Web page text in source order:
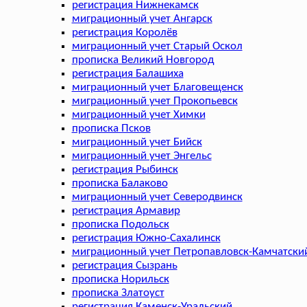
регистрация Нижнекамск
миграционный учет Ангарск
регистрация Королёв
миграционный учет Старый Оскол
прописка Великий Новгород
регистрация Балашиха
миграционный учет Благовещенск
миграционный учет Прокопьевск
миграционный учет Химки
прописка Псков
миграционный учет Бийск
миграционный учет Энгельс
регистрация Рыбинск
прописка Балаково
миграционный учет Северодвинск
регистрация Армавир
прописка Подольск
регистрация Южно-Сахалинск
миграционный учет Петропавловск-
регистрация Сызрань
прописка Норильск
прописка Златоуст